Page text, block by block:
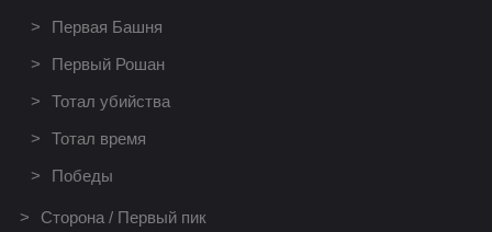
Первая Башня
Первый Рошан
Тотал убийства
Тотал время
Победы
Сторона / Первый пик